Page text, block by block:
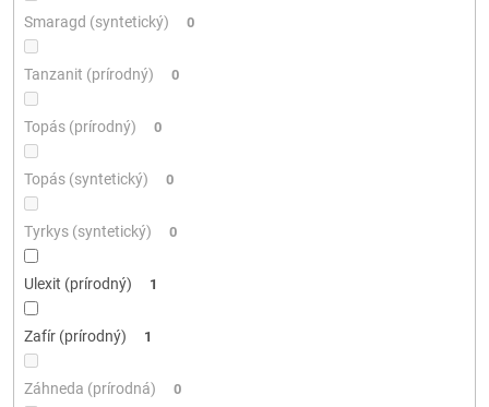
Smaragd (syntetický) 0
Tanzanit (prírodný) 0
Topás (prírodný) 0
Topás (syntetický) 0
Tyrkys (syntetický) 0
Ulexit (prírodný) 1
Zafír (prírodný) 1
Záhneda (prírodná) 0